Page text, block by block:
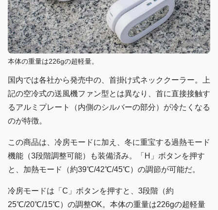
本体の重量は226gの超軽量。
国内では各社から発売中の、首掛け式ネッククーラー。上
記の空冷式の送風機ファン型とは異なり、首に直接接触す
るアルミプレート（内側のシルバーの部分）が冷たくなる
のが特徴。
この商品は、冷房モードに加え、冬に重宝する過熱モード
機能（3段階調整可能）も装備済み。「H」ボタンを押す
と、加熱モード（約39℃/42℃/45℃）の調節が可能だ。
冷房モードは「C」ボタンを押すと、3段階（約
25℃/20℃/15℃）の調整OK。本体の重量は226gの超軽量